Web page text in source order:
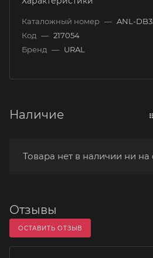
Каталожный номер — ANL-
Код — 217054
Бренд — URAL
Наличие
Товара нет в наличии ни
Отзывы
ОСТАВИТЬ ОТЗЫВ